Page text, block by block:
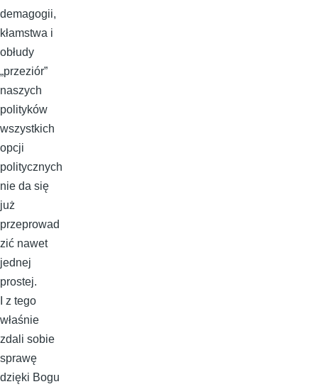
demagogii,
kłamstwa i
obłudy
„przeziór”
naszych
polityków
wszystkich
opcji
politycznych
nie da się
już
przeprowad
zić nawet
jednej
prostej.
I z tego
właśnie
zdali sobie
sprawę
dzięki Bogu